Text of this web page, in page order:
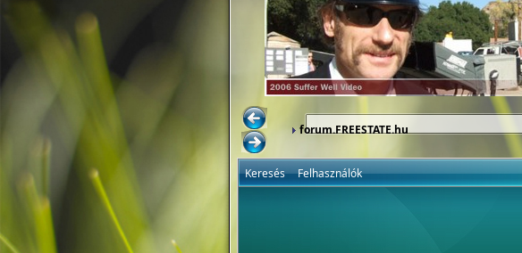
forum.FREESTATE.hu
Keresés Felhasználók